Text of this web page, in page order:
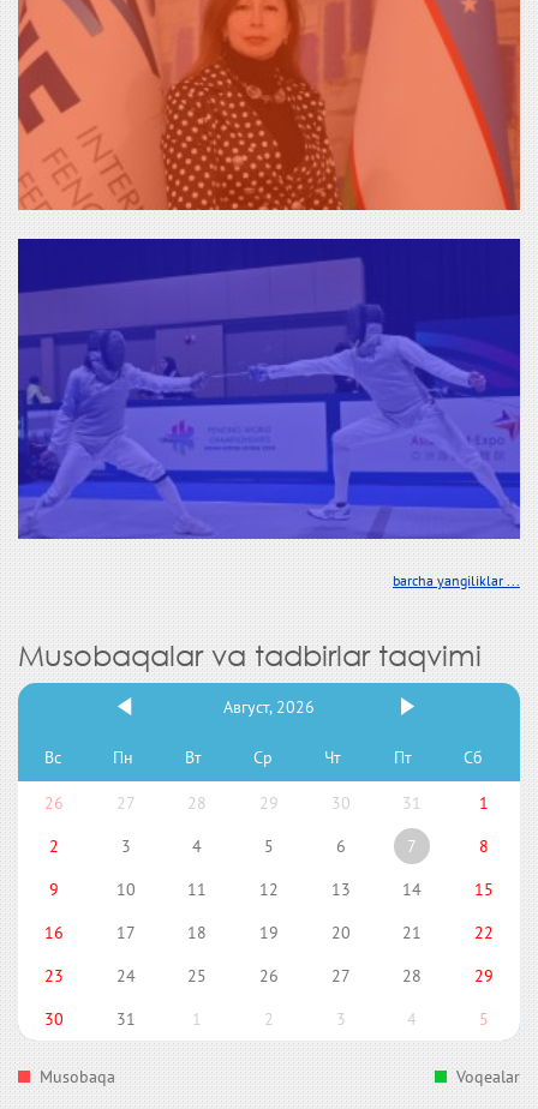
barcha yangiliklar ...
Musobaqalar va tadbirlar taqvimi
Август, 2026
Вс Пн Вт Ср Чт Пт Сб
26 27 28 29 30 31
1
2
3 4 5 6 7
8
9
10 11 12 13 14
15
16
17 18 19 20 21
22
23
24 25 26 27 28
29
30
31 1 2 3 4 5
Musobaqa Voqealar